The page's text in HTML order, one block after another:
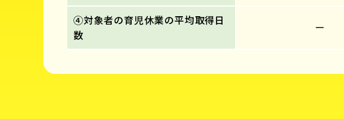
④対象者の育児休業の平均取得日
数
ー